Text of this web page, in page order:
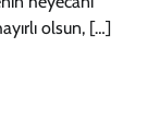
olsun, […]